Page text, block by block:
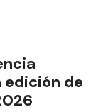
edición de